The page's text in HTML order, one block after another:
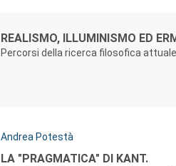
Autori:
Titolo:
REALISMO, ILLUMINISMO ED
Percorsi della ricerca filosofica attuale
Autori:
Andrea Potestà
Titolo:
LA "PRAGMATICA" DI KANT.